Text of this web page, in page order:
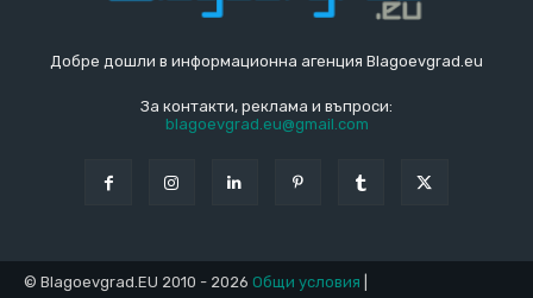
Добре дошли в информационна агенция Blagoevgrad.eu
За контакти, реклама и въпроси:
blagoevgrad.eu@gmail.com
© Blagoevgrad.EU 2010 - 2026 Общи условия